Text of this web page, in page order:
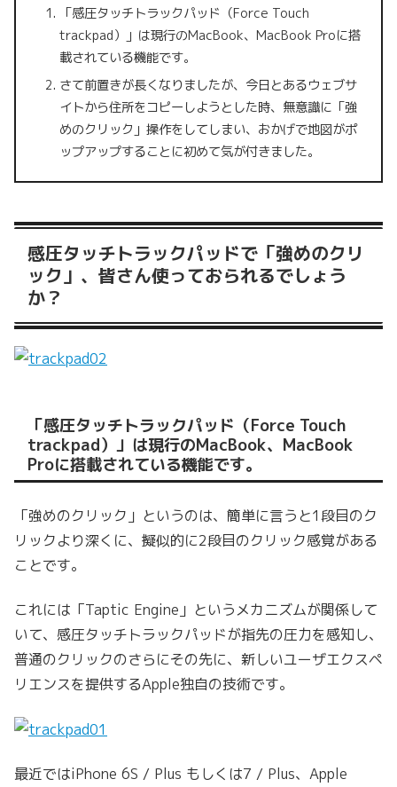
「感圧タッチトラックパッド（Force Touch
trackpad）」は現行のMacBook、MacBook Proに搭
載されている機能です。
さて前置きが長くなりましたが、今日とあるウェブサ
イトから住所をコピーしようとした時、無意識に「強
めのクリック」操作をしてしまい、おかげで地図がポ
ップアップすることに初めて気が付きました。
感圧タッチトラックパッドで「強めのクリ
ック」、皆さん使っておられるでしょう
か？
「感圧タッチトラックパッド（Force Touch
trackpad）」は現行のMacBook、MacBook
Proに搭載されている機能です。
「強めのクリック」というのは、簡単に言うと1段目のク
リックより深くに、擬似的に2段目のクリック感覚がある
ことです。
これには「Taptic Engine」というメカニズムが関係して
いて、感圧タッチトラックパッドが指先の圧力を感知し、
普通のクリックのさらにその先に、新しいユーザエクスペ
リエンスを提供するApple独自の技術です。
最近ではiPhone 6S / Plus もしくは7 / Plus、Apple